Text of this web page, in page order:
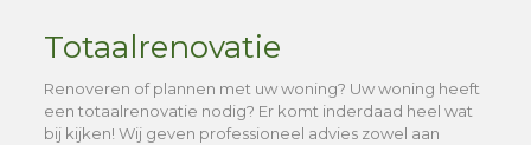
Totaalrenovatie
Renoveren of plannen met uw woning? Uw woning heeft
een totaalrenovatie nodig? Er komt inderdaad heel wat
bij kijken! Wij geven professioneel advies zowel aan